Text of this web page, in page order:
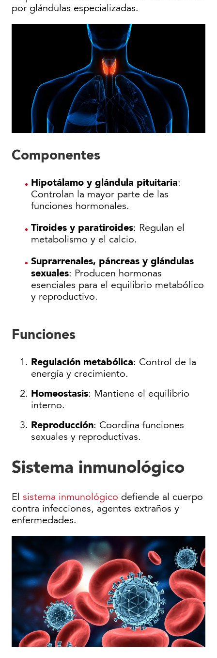
por glándulas especializadas.
Componentes
Hipotálamo y glándula pituitaria:
Controlan la mayor parte de las
funciones hormonales.
Tiroides y paratiroides: Regulan el
metabolismo y el calcio.
Suprarrenales, páncreas y glándulas
sexuales: Producen hormonas
esenciales para el equilibrio metabólico
y reproductivo.
Funciones
Regulación metabólica: Control de la
energía y crecimiento.
Homeostasis: Mantiene el equilibrio
interno.
Reproducción: Coordina funciones
sexuales y reproductivas.
Sistema inmunológico
El sistema inmunológico defiende al cuerpo
contra infecciones, agentes extraños y
enfermedades.